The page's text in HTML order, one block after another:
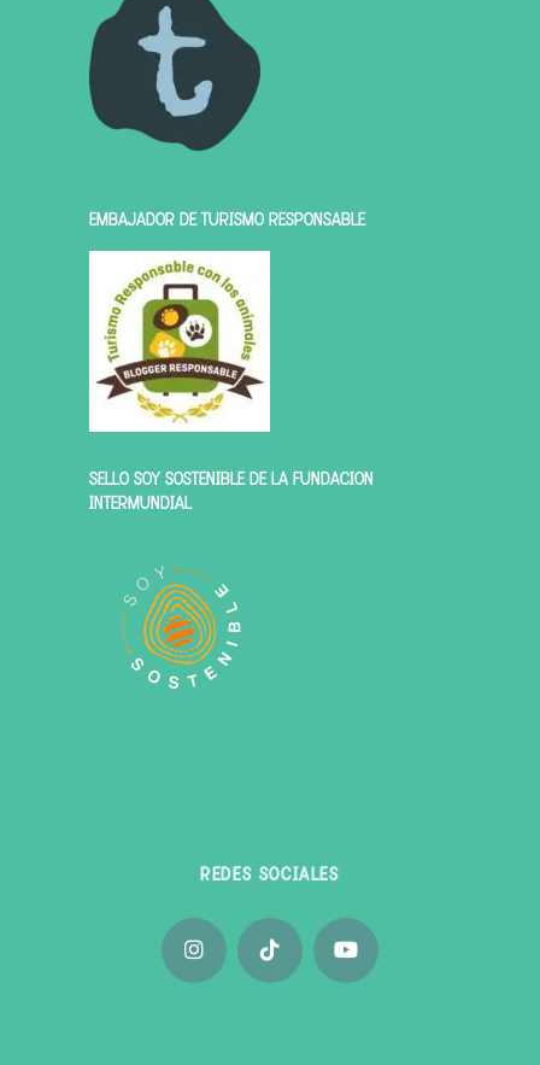
EMBAJADOR DE TURISMO RESPONSABLE
SELLO SOY SOSTENIBLE DE LA FUNDACIÓN
INTERMUNDIAL
REDES SOCIALES